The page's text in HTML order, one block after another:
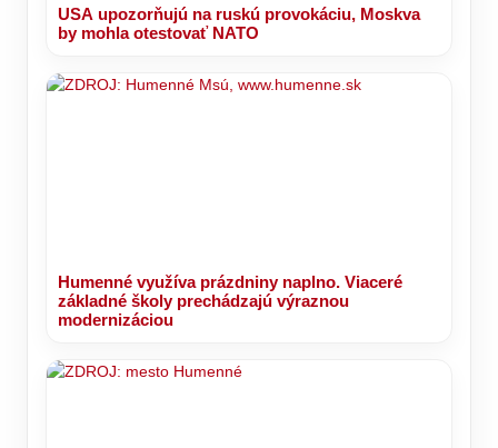
USA upozorňujú na ruskú provokáciu, Moskva
by mohla otestovať NATO
Humenné využíva prázdniny naplno. Viaceré
základné školy prechádzajú výraznou
modernizáciou